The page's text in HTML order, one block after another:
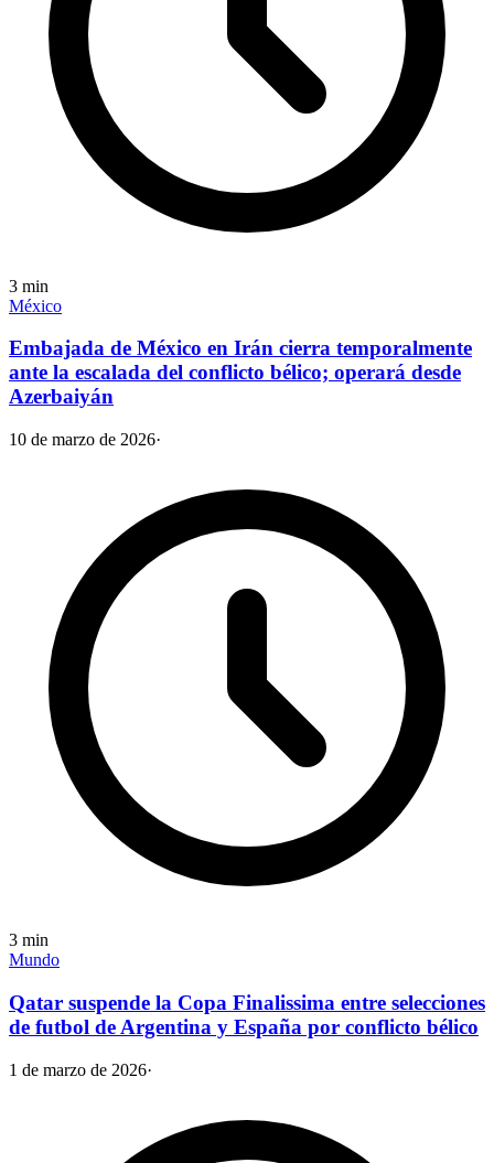
3 min
México
Embajada de México en Irán cierra temporalmente
ante la escalada del conflicto bélico; operará desde
Azerbaiyán
10 de marzo de 2026·
3 min
Mundo
Qatar suspende la Copa Finalissima entre selecciones
de futbol de Argentina y España por conflicto bélico
1 de marzo de 2026·